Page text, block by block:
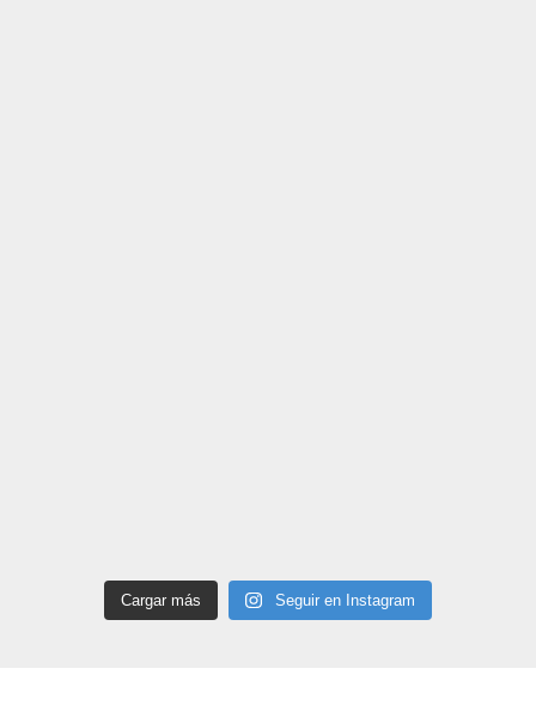
Cargar más Seguir en Instagram